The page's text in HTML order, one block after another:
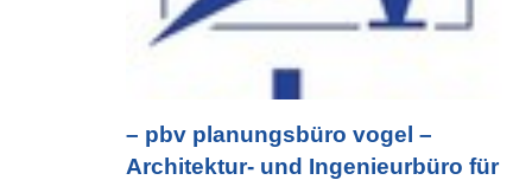
– pbv planungsbüro vogel –
Architektur- und Ingenieurbüro für